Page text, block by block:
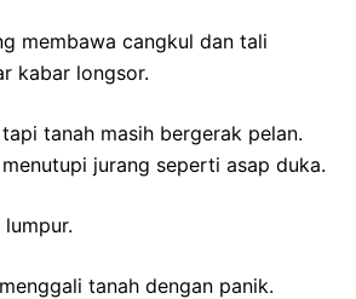
membawa cangkul dan tali
kabar longsor.
tanah masih bergerak pelan.
jurang seperti asap duka.
tanah dengan panik.